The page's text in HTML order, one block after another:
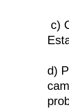
c)
d)